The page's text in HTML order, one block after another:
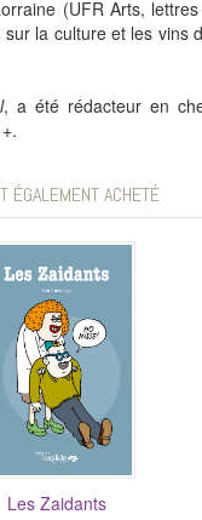
(UFR Arts,
la culture et les vins
, a été rédacteur en
.
ÉGALEMENT ACHETÉ
Les Zaidants